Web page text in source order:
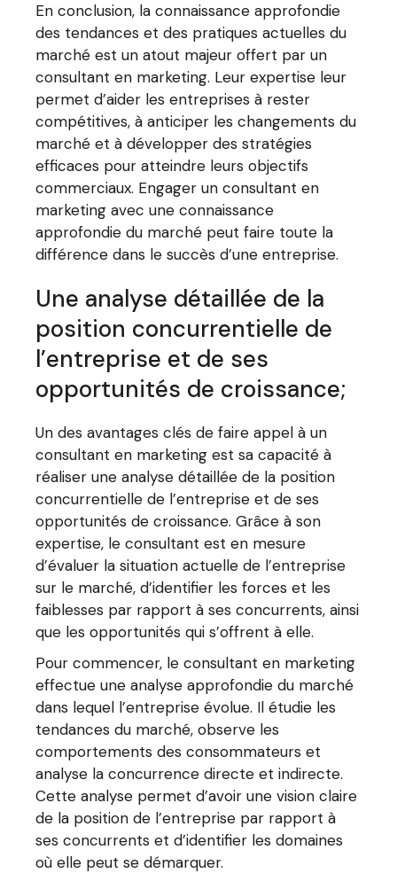
En conclusion, la connaissance approfondie
des tendances et des pratiques actuelles du
marché est un atout majeur offert par un
consultant en marketing. Leur expertise leur
permet d’aider les entreprises à rester
compétitives, à anticiper les changements du
marché et à développer des stratégies
efficaces pour atteindre leurs objectifs
commerciaux. Engager un consultant en
marketing avec une connaissance
approfondie du marché peut faire toute la
différence dans le succès d’une entreprise.
Une analyse détaillée de la
position concurrentielle de
l’entreprise et de ses
opportunités de croissance;
Un des avantages clés de faire appel à un
consultant en marketing est sa capacité à
réaliser une analyse détaillée de la position
concurrentielle de l’entreprise et de ses
opportunités de croissance. Grâce à son
expertise, le consultant est en mesure
d’évaluer la situation actuelle de l’entreprise
sur le marché, d’identifier les forces et les
faiblesses par rapport à ses concurrents, ainsi
que les opportunités qui s’offrent à elle.
Pour commencer, le consultant en marketing
effectue une analyse approfondie du marché
dans lequel l’entreprise évolue. Il étudie les
tendances du marché, observe les
comportements des consommateurs et
analyse la concurrence directe et indirecte.
Cette analyse permet d’avoir une vision claire
de la position de l’entreprise par rapport à
ses concurrents et d’identifier les domaines
où elle peut se démarquer.